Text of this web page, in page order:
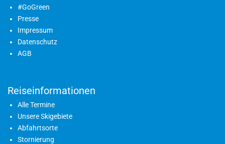
#GoGreen
Presse
Impressum
Datenschutz
AGB
Reiseinformationen
Alle Termine
Unsere Skigebiete
Abfahrtsorte
Stornierung